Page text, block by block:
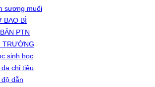
sương muối
BAO BÌ
PTN
TRƯỜNG
sinh học
chỉ tiêu
dẫn